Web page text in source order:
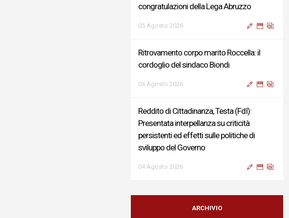
congratulazioni della Lega Abruzzo
05 Agosto 2026
Ritrovamento corpo marito Roccella: il
cordoglio del sindaco Biondi
04 Agosto 2026
Reddito di Cittadinanza, Testa (FdI):
Presentata interpellanza su criticità
persistenti ed effetti sulle politiche di
sviluppo del Governo
04 Agosto 2026
Sigismondi, Liris e Testa: “Profondo
cordoglio e vicinanza al Ministro Roccella e
ARCHIVIO